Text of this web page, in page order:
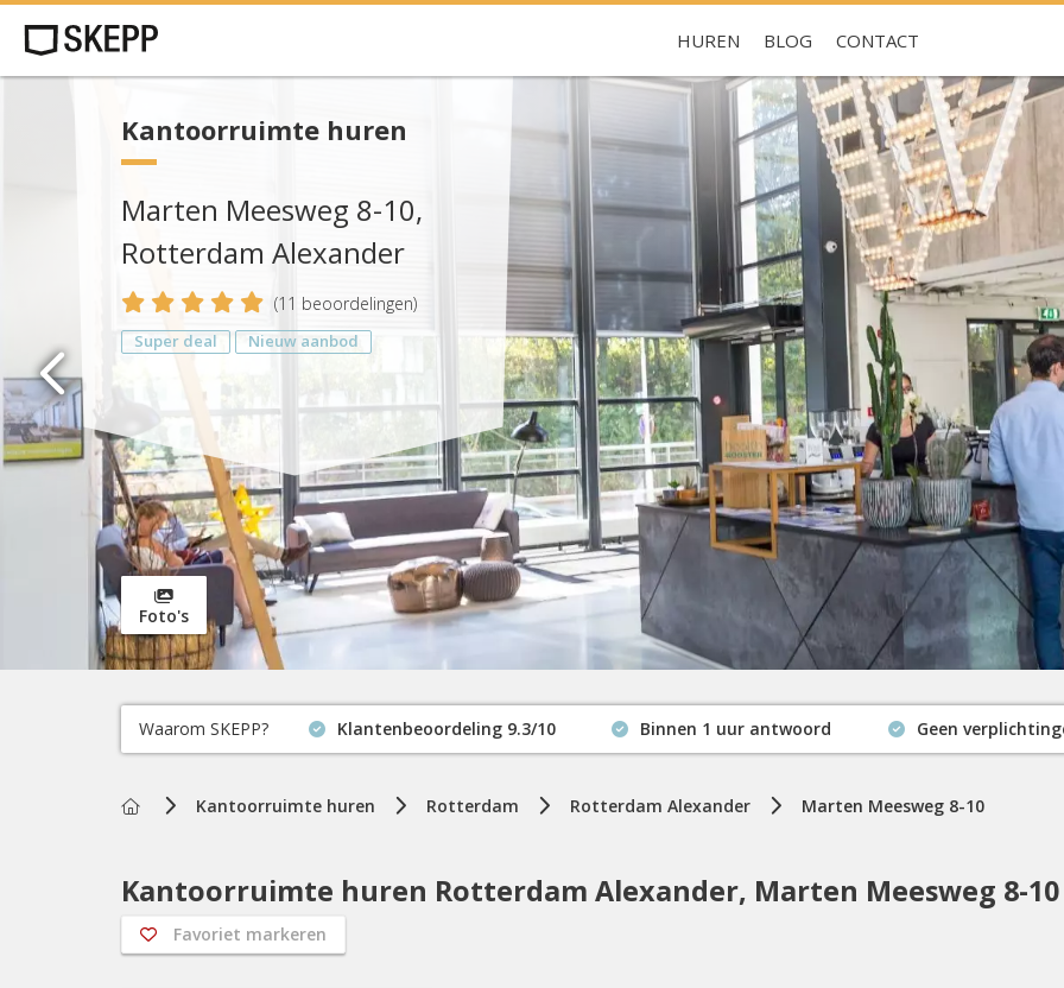
HUREN BLOG CONTACT
Je hebt nog geen favorieten
Kantoorruimte huren
Marten Meesweg 8-10,
Rotterdam Alexander
5 (11 beoordelingen)
Super deal Nieuw aanbod
Foto's
Waarom SKEPP? Klantenbeoordeling 9.3/10 Binnen 1 uur antwoord
Geen
Home
Kantoorruimte huren Rotterdam Rotterdam Alexander Marten Meesweg 8-10
Kantoorruimte huren Rotterdam Alexander, Marten Meesweg 8-10
Favoriet markeren